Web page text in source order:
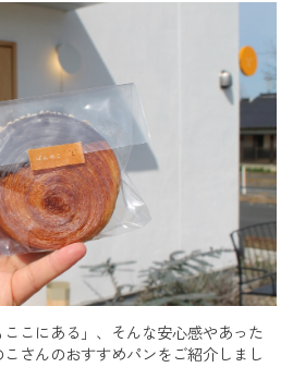
こにある」、そんな安心感やあった
さんのおすすめパンをご紹介しまし